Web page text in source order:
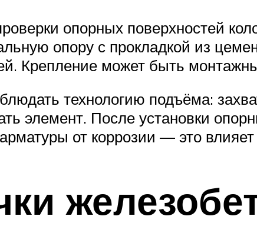
опорных поверхностей
опору с прокладкой из
Крепление может быть
технологию подъёма:
элемент. После установки
от коррозии — это влияет